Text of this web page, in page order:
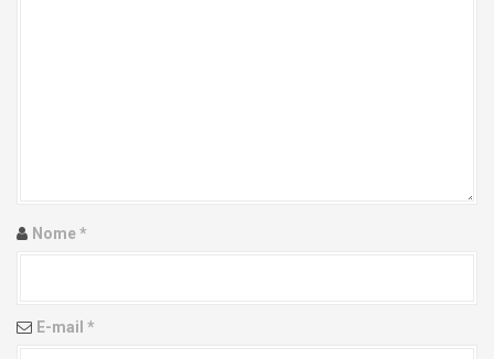
i
n
Nome*
E-mail *